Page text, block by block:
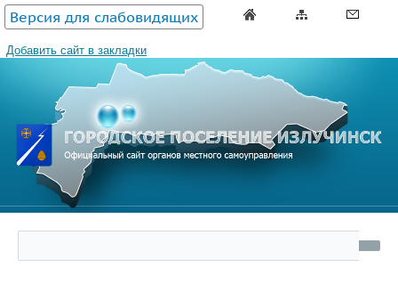
Версия для слабовидящих
Добавить сайт в закладки